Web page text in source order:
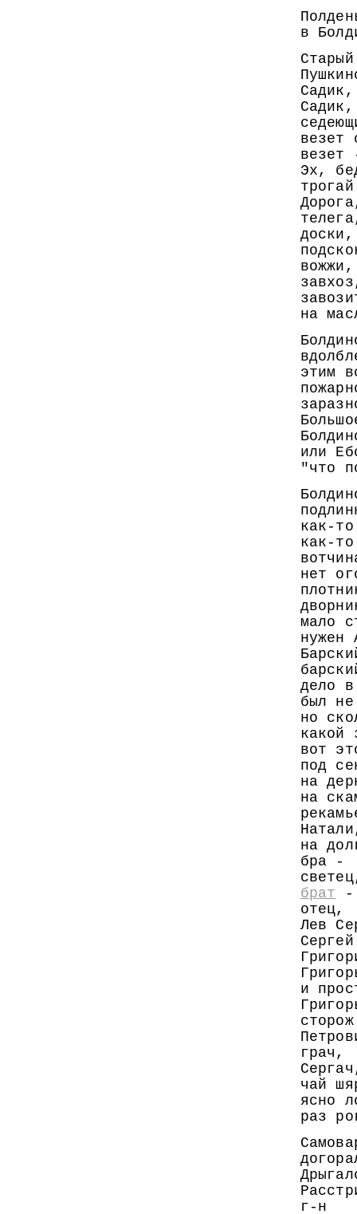
в
Садик,
Садик,
везет
везет
Эх,
доски,
вожжи,
на
этим
или
"что
как-
как-
нет
мало
нужен
дело
был
но
какой
вот
под
на
на
на
бра -
брат -
отец,
Лев
и
сторож
грач,
чай
ясно
раз
г-н